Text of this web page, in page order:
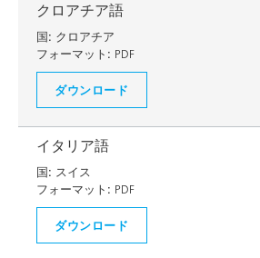
クロアチア語
国: クロアチア
フォーマット: PDF
ダウンロード
イタリア語
国: スイス
フォーマット: PDF
ダウンロード